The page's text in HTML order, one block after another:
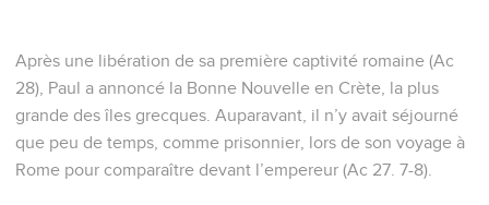
Après une libération de sa première captivité romaine (Ac
28), Paul a annoncé la Bonne Nouvelle en Crète, la plus
grande des îles grecques. Auparavant, il n’y avait séjourné
que peu de temps, comme prisonnier, lors de son voyage à
Rome pour comparaître devant l’empereur (Ac 27. 7-8).